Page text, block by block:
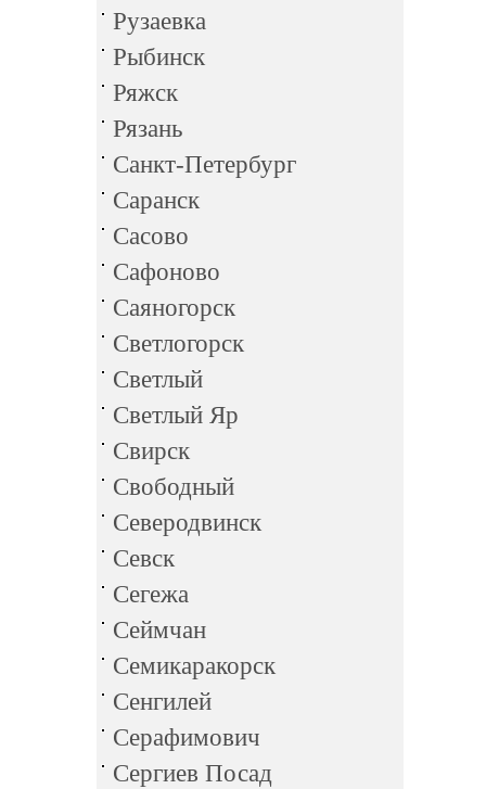
Рузаевка
Рыбинск
Ряжск
Рязань
Санкт-Петербург
Саранск
Сасово
Сафоново
Саяногорск
Светлогорск
Светлый
Светлый Яр
Свирск
Свободный
Северодвинск
Севск
Сегежа
Сеймчан
Семикаракорск
Сенгилей
Серафимович
Сергиев Посад